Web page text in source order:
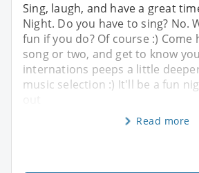
Sing, laugh, and have a great
Night. Do you have to sing? No.
fun if you do? Of course :) Come
song or two, and get to know
internations peeps a little
music selection :) It'll be a fun
Read more